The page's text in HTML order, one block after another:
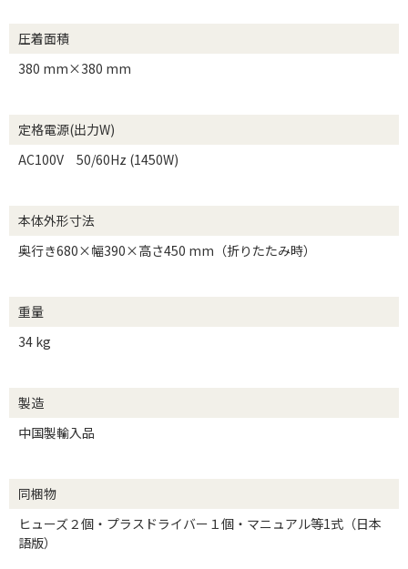
圧着面積
380 mm×380 mm
定格電源(出力W)
AC100V 50/60Hz (1450W)
本体外形寸法
奥行き680×幅390×高さ450 mm（折りたたみ時）
重量
34 kg
製造
中国製輸入品
同梱物
ヒューズ２個・プラスドライバー１個・マニュアル等1式（日本
語版）